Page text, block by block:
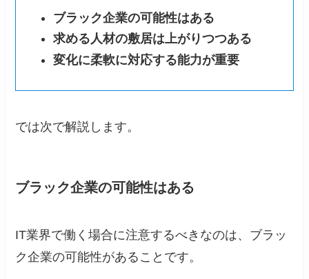
ブラック企業の可能性はある
求める人材の敷居は上がりつつある
変化に柔軟に対応する能力が重要
では次で解説します。
ブラック企業の可能性はある
IT業界で働く場合に注意するべきなのは、ブラッ
ク企業の可能性があることです。